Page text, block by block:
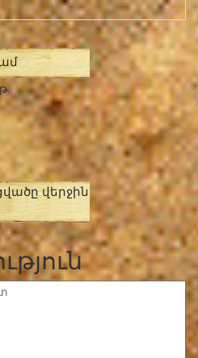
վերջին